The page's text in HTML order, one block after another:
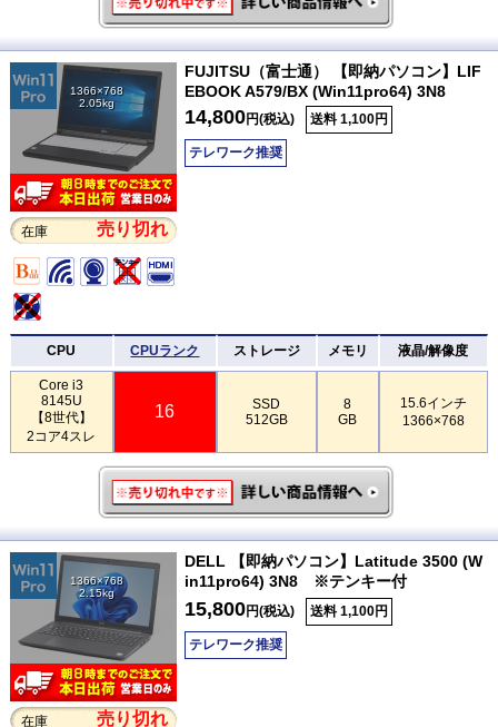
1366×768
2.05kg
在庫 売り切れ
FUJITSU（富士通） 【即納パソコン】LIF
EBOOK A579/BX (Win11pro64) 3N8
14,800円(税込) 送料 1,100円
テレワーク推奨
CPU CPUランク ストレージ メモリ 液晶/解像度
Core i3
8145U
【8世代】
2コア4スレ
16
SSD
512GB
8
GB
15.6インチ
1366×768
1366×768
2.15kg
在庫 売り切れ
DELL 【即納パソコン】Latitude 3500 (W
in11pro64) 3N8 ※テンキー付
15,800円(税込) 送料 1,100円
テレワーク推奨